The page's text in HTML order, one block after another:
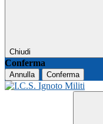
Chiudi
Conferma
Annulla Conferma